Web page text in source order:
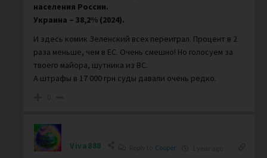
населения России.
Украина – 38,2% (2024).
И здесь комик Зеленский всех переиграл. Процент в 2
раза меньше, чем в ЕС. Очень смешно! Но голосуем за
твоего майора, шутника из ВС.
А штрафы в 17 000 грн суды давали очень редко.
Viva888 Cooper